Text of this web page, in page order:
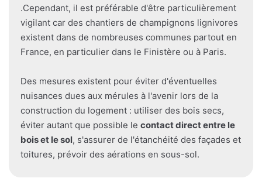
.Cependant, il est préférable d'être particulièrement
vigilant car des chantiers de champignons lignivores
existent dans de nombreuses communes partout en
France, en particulier dans le Finistère ou à Paris.
Des mesures existent pour éviter d'éventuelles
nuisances dues aux mérules à l'avenir lors de la
construction du logement : utiliser des bois secs,
éviter autant que possible le contact direct entre le
bois et le sol, s'assurer de l'étanchéité des façades et
toitures, prévoir des aérations en sous-sol.